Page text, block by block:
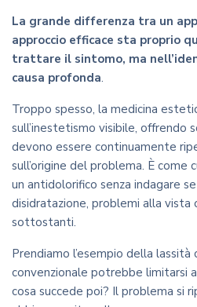
La grande differenza tra un
approccio efficace sta proprio
trattare il sintomo, ma
causa profonda.
Troppo spesso, la medicina
sull’inestetismo visibile, offrendo
devono essere continuamente
sull’origine del problema. È come
un antidolorifico senza indagare
disidratazione, problemi alla vista
sottostanti.
Prendiamo l’esempio della lassità
convenzionale potrebbe limitarsi
cosa succede poi? Il problema si